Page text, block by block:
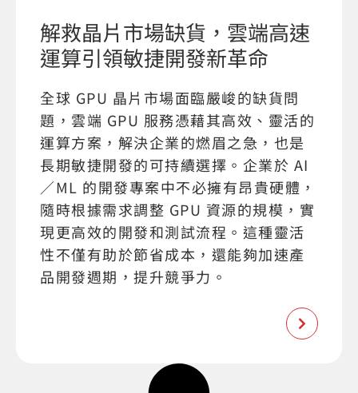
解救晶片市場缺貨，雲端高速
運算引領敏捷開發新革命
全球 GPU 晶片市場面臨嚴峻的缺貨問
題，雲端 GPU 服務憑藉其高效、靈活的
運算方案，解決企業的燃眉之急，也是
長期敏捷開發的可持續選擇。企業於 AI
／ML 的開發專案中不必擁有昂貴硬體，
隨時根據需求調整 GPU 資源的規模，實
現更高效的開發和測試流程。這種靈活
性不僅有助於節省成本，還能夠加速產
品開發週期，提升競爭力。